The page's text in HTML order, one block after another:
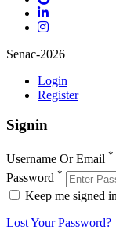
Senac-2026
Login
Register
Signin
Username Or Email *
Password *
Keep me signed in
Lost Your Password?